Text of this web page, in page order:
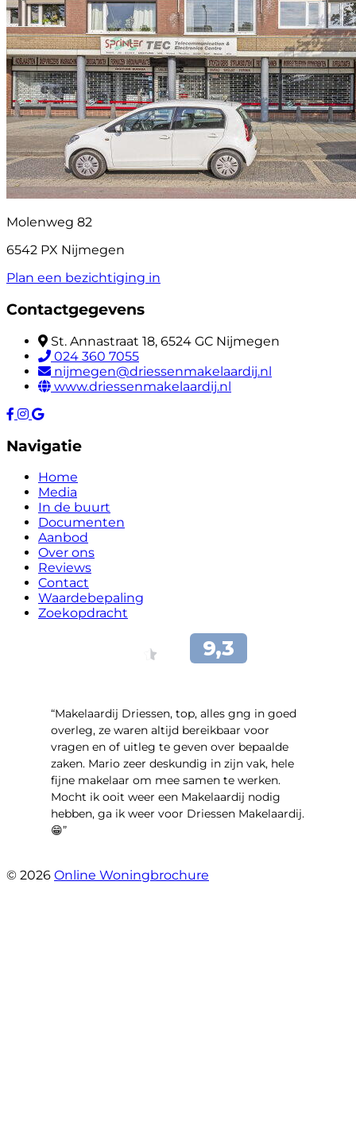
Molenweg 82
6542 PX Nijmegen
Plan een bezichtiging in
Contactgegevens
St. Annastraat 18, 6524 GC Nijmegen
024 360 7055
nijmegen@driessenmakelaardij.nl
www.driessenmakelaardij.nl
Navigatie
Home
Media
In de buurt
Documenten
Aanbod
Over ons
Reviews
Contact
Waardebepaling
Zoekopdracht
“Makelaardij Driessen, top, alles gng in goed
overleg, ze waren altijd bereikbaar voor
vragen en of uitleg te geven over bepaalde
zaken. Mario zeer deskundig in zijn vak, hele
fijne makelaar om mee samen te werken.
Mocht ik ooit weer een Makelaardij nodig
hebben, ga ik weer voor Driessen Makelaardij.
😁”
© 2026 Online Woningbrochure